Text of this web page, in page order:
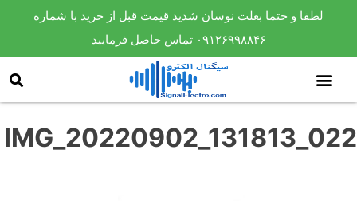
لطفا و حتما بعلت نوسان شدید قیمت قبل از خرید با شماره
۰۹۱۲۶۹۹۸۸۴۶ تماس حاصل فرمایید
IMG_20220902_131813_022